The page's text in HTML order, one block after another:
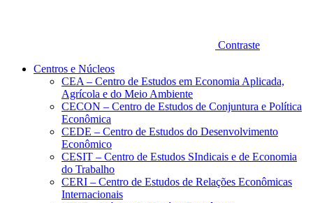
Contraste
Centros e Núcleos
CEA – Centro de Estudos em Economia Aplicada,
Agrícola e do Meio Ambiente
CECON – Centro de Estudos de Conjuntura e Política
Econômica
CEDE – Centro de Estudos do Desenvolvimento
Econômico
CESIT – Centro de Estudos SIndicais e de Economia
do Trabalho
CERI – Centro de Estudos de Relações Econômicas
Internacionais